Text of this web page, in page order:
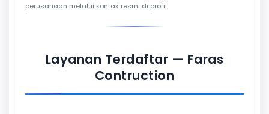
perusahaan melalui kontak resmi di profil.
Layanan Terdaftar — Faras
Contruction